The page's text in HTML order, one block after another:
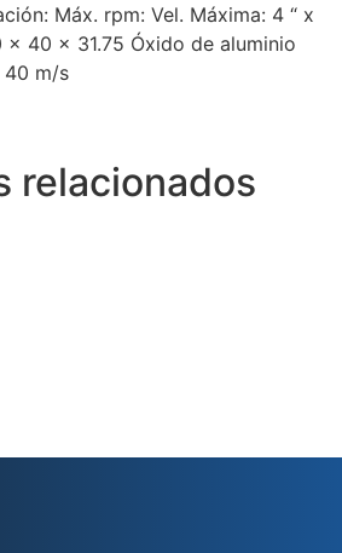
Máx. rpm: Vel. Máxima: 4 “ x
x 40 x 31.75 Óxido de aluminio
40 m/s
relacionados